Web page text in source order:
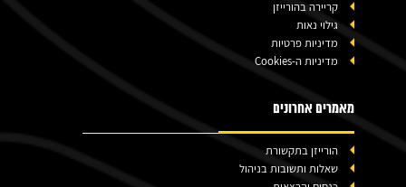
קריירה בהורייזן
גילוי נאות
מדיניות פרטיות
מדיניות ה-Cookies
מאמרים אחרונים
הורייזן בתקשורת
שאלות ותשובות בניהול